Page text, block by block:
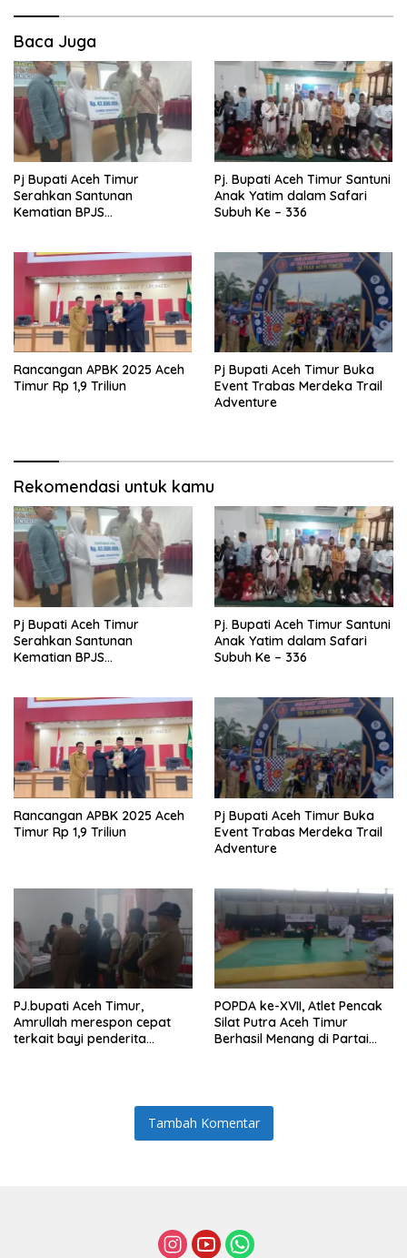
Baca Juga
Pj Bupati Aceh Timur
Serahkan Santunan
Kematian BPJS
Pj. Bupati Aceh Timur Santuni
Anak Yatim dalam Safari
Subuh Ke – 336
Rancangan APBK 2025 Aceh
Timur Rp 1,9 Triliun
Pj Bupati Aceh Timur Buka
Event Trabas Merdeka Trail
Adventure
Rekomendasi untuk kamu
Pj Bupati Aceh Timur
Serahkan Santunan
Kematian BPJS
Pj. Bupati Aceh Timur Santuni
Anak Yatim dalam Safari
Subuh Ke – 336
Rancangan APBK 2025 Aceh
Timur Rp 1,9 Triliun
Pj Bupati Aceh Timur Buka
Event Trabas Merdeka Trail
Adventure
PJ.bupati Aceh Timur,
Amrullah merespon cepat
terkait bayi penderita
POPDA ke-XVII, Atlet Pencak
Silat Putra Aceh Timur
Berhasil Menang di Partai
Tambah Komentar